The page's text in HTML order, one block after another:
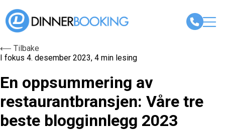
⟵ Tilbake
I fokus 4. desember 2023, 4 min lesing
En oppsummering av
restaurantbransjen: Våre tre
beste blogginnlegg 2023